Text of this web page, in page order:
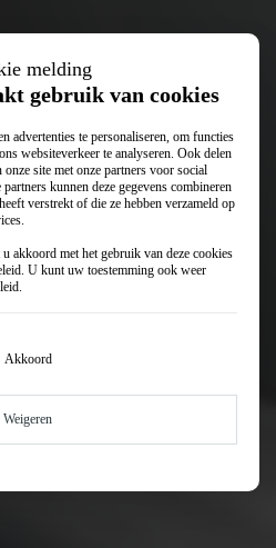
melding
gebruik van cookies
advertenties te personaliseren, om functies
websiteverkeer te analyseren. Ook delen
site met onze partners voor social
kunnen deze gegevens combineren
verstrekt of die ze hebben verzameld op
akkoord met het gebruik van deze cookies
. U kunt uw toestemming ook weer
.
Akkoord
Weigeren